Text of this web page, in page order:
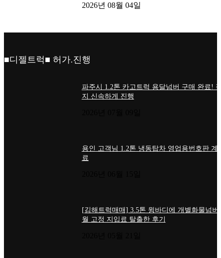
2026년 08월 04일
■디젤트럭■ 허가.진행
파주시 1.2톤 카고트럭 용달넘버 구매 완료!
지 신속하게 진행
용인 고객님 1.2톤 냉동탑차 영업용번호판 계
료
[김해트럭매매] 3.5톤 윙바디에 개별화물넘버
월 고정 지입료 탈출한 후기